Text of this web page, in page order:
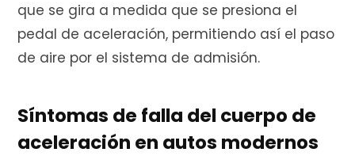
que se gira a medida que se presiona el
pedal de aceleración, permitiendo así el paso
de aire por el sistema de admisión.
Síntomas de falla del cuerpo de
aceleración en autos modernos